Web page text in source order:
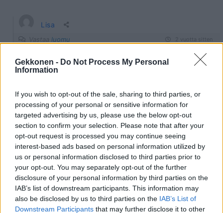
Gekkonen - Do Not Process My Personal
Information
If you wish to opt-out of the sale, sharing to third parties, or
processing of your personal or sensitive information for
targeted advertising by us, please use the below opt-out
section to confirm your selection. Please note that after your
opt-out request is processed you may continue seeing
interest-based ads based on personal information utilized by
us or personal information disclosed to third parties prior to
your opt-out. You may separately opt-out of the further
disclosure of your personal information by third parties on the
IAB’s list of downstream participants. This information may
also be disclosed by us to third parties on the IAB’s List of
Downstream Participants that may further disclose it to other
Lisa
Vastaa luomu 2 vuotta sitten
Tuota selänteen pärstää en halua nähdä enää yhtään. Miksi
tulee tänne arvostelemaan viisaampia tuon turpavärkkinsä
8 Vastaa
Tuffi
Vastaa
’Suuri mies’ on. – Haaviston puolisoa ei aina-
kaan tarvistse tuomita siitä, ettei osaa pitää